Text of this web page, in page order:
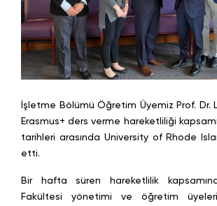
İşletme Bölümü Öğretim Üyemiz Prof. Dr.
Erasmus+ ders verme hareketliliği
tarihleri arasında University of Rhode
etti.
Bir hafta süren hareketlilik
Fakültesi yönetimi ve öğretim